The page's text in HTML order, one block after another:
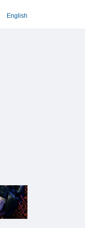
English